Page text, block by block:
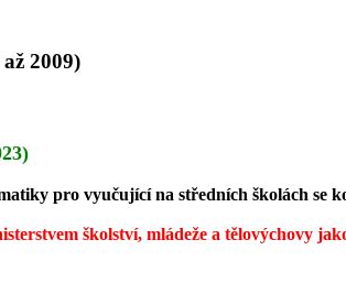
2009)
pro vyučující na středních školách se
školství, mládeže a tělovýchovy